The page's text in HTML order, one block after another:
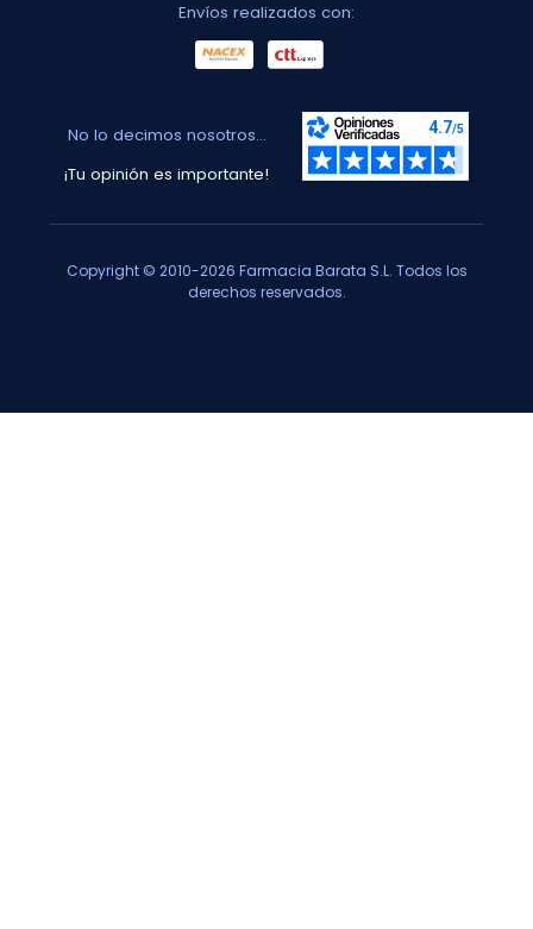
Envíos realizados con:
No lo decimos nosotros...
¡Tu opinión es importante!
Copyright © 2010-2026 Farmacia Barata S.L. Todos los
derechos reservados.